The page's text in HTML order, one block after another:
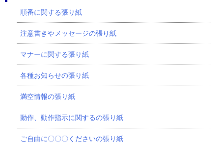
順番に関する張り紙
注意書きやメッセージの張り紙
マナーに関する張り紙
各種お知らせの張り紙
満空情報の張り紙
動作、動作指示に関するの張り紙
ご自由に〇〇〇くださいの張り紙